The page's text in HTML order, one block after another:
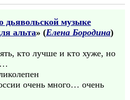
дьявольской музыке
альта» (Елена Бородина)
кто лучше и кто хуже, но
очень много… очень